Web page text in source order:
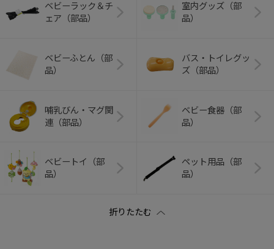
ベビーラック＆チ
ェア（部品）
室内グッズ（部
品）
ベビーふとん（部
品）
バス・トイレグッ
ズ（部品）
哺乳びん・マグ関
連（部品）
ベビー食器（部
品）
ベビートイ（部
品）
ペット用品（部
品）